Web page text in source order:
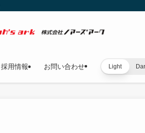
採用情報 お問い合わせ Light